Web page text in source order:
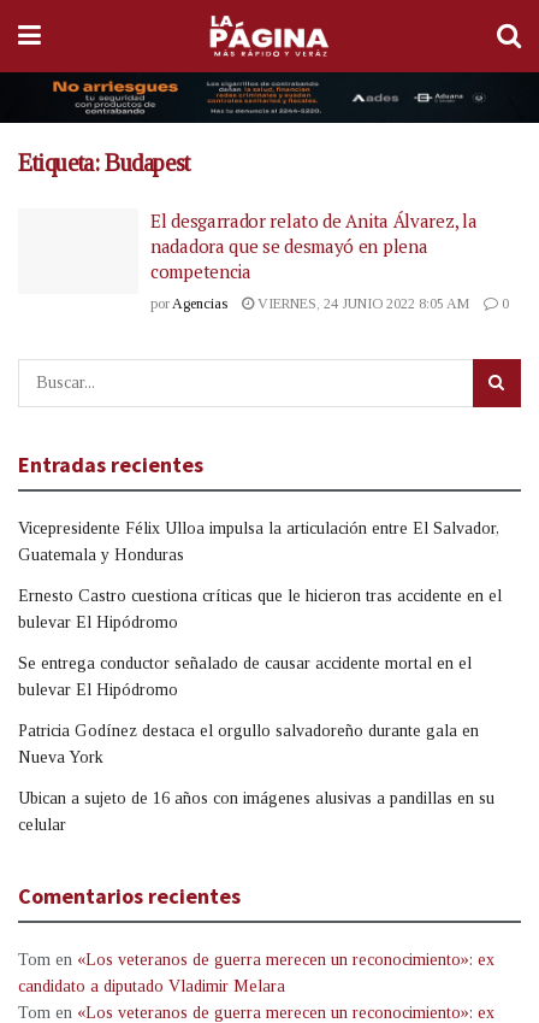
Etiqueta:Budapest
El desgarrador relato de Anita Álvarez, la
nadadora que se desmayó en plena
competencia
por Agencias VIERNES, 24 JUNIO 2022 8:05 AM 0
Entradas recientes
Vicepresidente Félix Ulloa impulsa la articulación entre El Salvador,
Guatemala y Honduras
Ernesto Castro cuestiona críticas que le hicieron tras accidente en el
bulevar El Hipódromo
Se entrega conductor señalado de causar accidente mortal en el
bulevar El Hipódromo
Patricia Godínez destaca el orgullo salvadoreño durante gala en
Nueva York
Ubican a sujeto de 16 años con imágenes alusivas a pandillas en su
celular
Comentarios recientes
Tom en «Los veteranos de guerra merecen un reconocimiento»: ex
candidato a diputado Vladimir Melara
Tom en «Los veteranos de guerra merecen un reconocimiento»: ex